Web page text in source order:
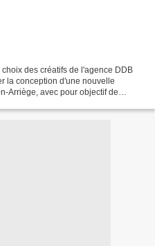
des créatifs de l'agence DDB
la conception d'une nouvelle
Arriège, avec pour objectif de